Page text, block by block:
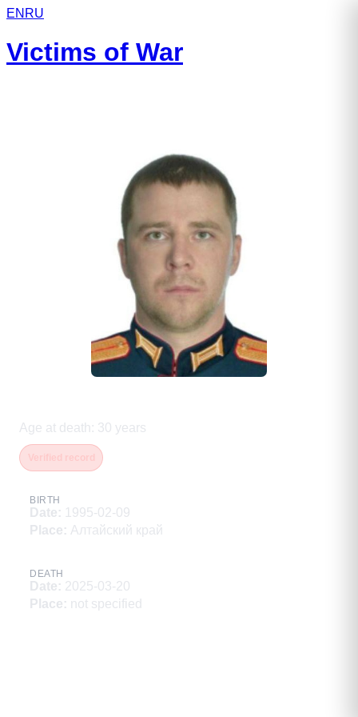
EN RU
Victims of War
Age at death : 30 years
BIRTH
Date: 1995-02-09
Place: Алтайский край
DEATH
Date: 2025-03-20
Place: not specified